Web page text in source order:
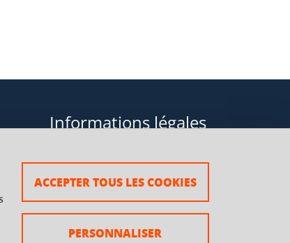
ACCEPTER TOUS LES COOKIES
PERSONNALISER
Informations légales
Plan du site
Mentions légales
Crédits